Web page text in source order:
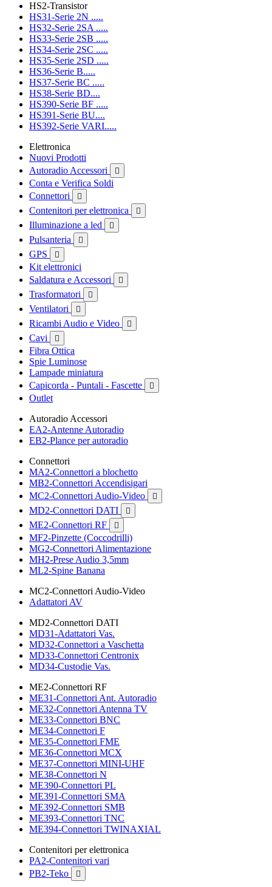
HS2-Transistor
HS31-Serie 2N .....
HS32-Serie 2SA .....
HS33-Serie 2SB .....
HS34-Serie 2SC .....
HS35-Serie 2SD .....
HS36-Serie B.....
HS37-Serie BC .....
HS38-Serie BD....
HS390-Serie BF .....
HS391-Serie BU....
HS392-Serie VARI.....
Elettronica
Nuovi Prodotti
Autoradio Accessori

Conta e Verifica Soldi
Connettori

Contenitori per elettronica 
Illuminazione a led 
Pulsanteria 
GPS 
Kit elettronici
Saldatura e Accessori

Trasformatori 
Ventilatori 
Ricambi Audio e Video 
Cavi 
Fibra Ottica
Spie Luminose
Lampade miniatura
Capicorda - Puntali - Fascette

Outlet
Autoradio Accessori
EA2-Antenne Autoradio
EB2-Plance per autoradio
Connettori
MA2-Connettori a blochetto
MB2-Connettori Accendisigari
MC2-Connettori Audio-Video

MD2-Connettori DATI 
ME2-Connettori RF 
MF2-Pinzette (Coccodrilli)
MG2-Connettori Alimentazione
MH2-Prese Audio 3,5mm
ML2-Spine Banana
MC2-Connettori Audio-Video
Adattatori AV
MD2-Connettori DATI
MD31-Adattatori Vas.
MD32-Connettori a Vaschetta
MD33-Connettori Centronix
MD34-Custodie Vas.
ME2-Connettori RF
ME31-Connettori Ant. Autoradio
ME32-Connettori Antenna TV
ME33-Connettori BNC
ME34-Connettori F
ME35-Connettori FME
ME36-Connettori MCX
ME37-Connettori MINI-UHF
ME38-Connettori N
ME390-Connettori PL
ME391-Connettori SMA
ME392-Connettori SMB
ME393-Connettori TNC
ME394-Connettori TWINAXIAL
Contenitori per elettronica
PA2-Contenitori vari
PB2-Teko
